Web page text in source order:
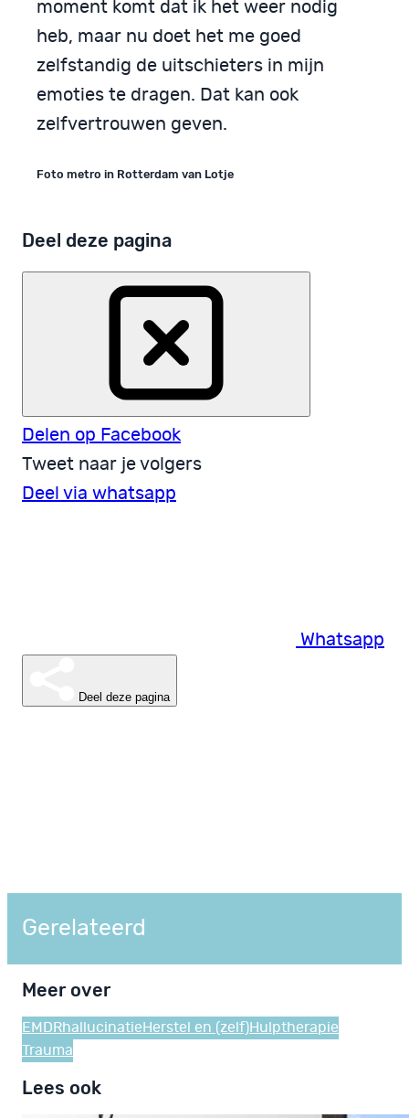
moment komt dat ik het weer nodig
heb, maar nu doet het me goed
zelfstandig de uitschieters in mijn
emoties te dragen. Dat kan ook
zelfvertrouwen geven.
Foto metro in Rotterdam van Lotje
Deel deze pagina
Delen op Facebook
Tweet naar je volgers
Deel via whatsapp
Whatsapp
Deel deze pagina
Gerelateerd
Meer over
EMDRhallucinatie Herstel en (zelf)Hulptherapie
Trauma
Lees ook